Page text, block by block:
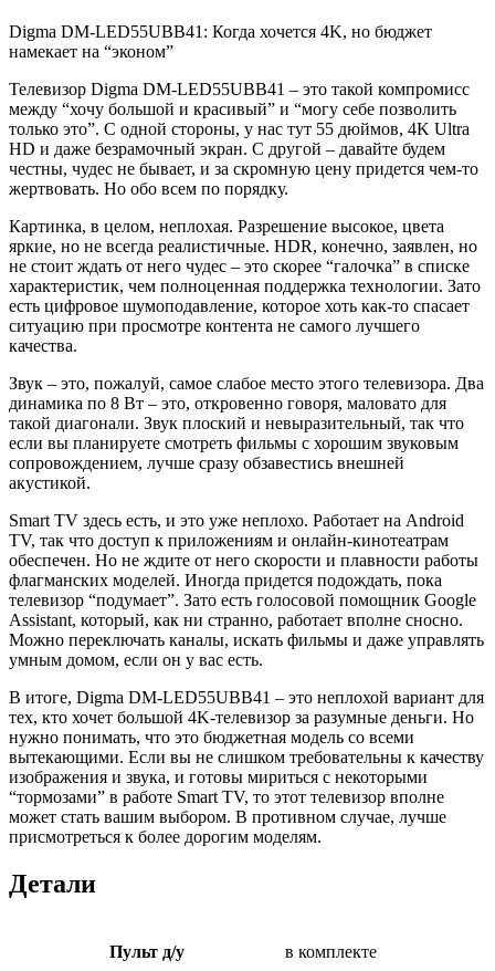
Digma DM-LED55UBB41: Когда хочется 4K, но бюджет
намекает на “эконом”
Телевизор Digma DM-LED55UBB41 – это такой компромисс
между “хочу большой и красивый” и “могу себе позволить
только это”. С одной стороны, у нас тут 55 дюймов, 4K Ultra
HD и даже безрамочный экран. С другой – давайте будем
честны, чудес не бывает, и за скромную цену придется чем-то
жертвовать. Но обо всем по порядку.
Картинка, в целом, неплохая. Разрешение высокое, цвета
яркие, но не всегда реалистичные. HDR, конечно, заявлен, но
не стоит ждать от него чудес – это скорее “галочка” в списке
характеристик, чем полноценная поддержка технологии. Зато
есть цифровое шумоподавление, которое хоть как-то спасает
ситуацию при просмотре контента не самого лучшего
качества.
Звук – это, пожалуй, самое слабое место этого телевизора. Два
динамика по 8 Вт – это, откровенно говоря, маловато для
такой диагонали. Звук плоский и невыразительный, так что
если вы планируете смотреть фильмы с хорошим звуковым
сопровождением, лучше сразу обзавестись внешней
акустикой.
Smart TV здесь есть, и это уже неплохо. Работает на Android
TV, так что доступ к приложениям и онлайн-кинотеатрам
обеспечен. Но не ждите от него скорости и плавности работы
флагманских моделей. Иногда придется подождать, пока
телевизор “подумает”. Зато есть голосовой помощник Google
Assistant, который, как ни странно, работает вполне сносно.
Можно переключать каналы, искать фильмы и даже управлять
умным домом, если он у вас есть.
В итоге, Digma DM-LED55UBB41 – это неплохой вариант для
тех, кто хочет большой 4K-телевизор за разумные деньги. Но
нужно понимать, что это бюджетная модель со всеми
вытекающими. Если вы не слишком требовательны к качеству
изображения и звука, и готовы мириться с некоторыми
“тормозами” в работе Smart TV, то этот телевизор вполне
может стать вашим выбором. В противном случае, лучше
присмотреться к более дорогим моделям.
Детали
Пульт д/у в комплекте